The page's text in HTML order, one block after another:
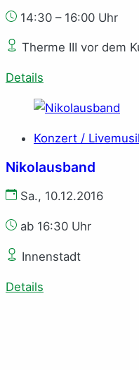
14:30 – 16:00 Uhr
Therme III vor dem
Details
Konzert /
Nikolausband
Sa., 10.12.2016
ab 16:30 Uhr
Innenstadt
Details